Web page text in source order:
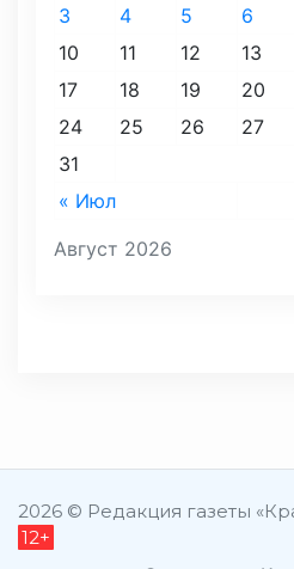
Август 2026
« Июл
3
4 5 6
10
11 12 13
17
18 19 20
24
25 26 27
31
2026 © Редакция газеты
12+